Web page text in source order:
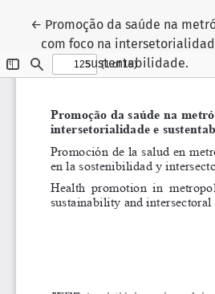
← Voltar aos Detalhes do Artigo
Promoção da saúde na
com foco na
sustentabilidade.